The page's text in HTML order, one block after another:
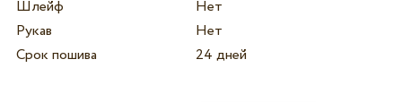
Шлейф
Нет
Рукав
Нет
Срок пошива
24 дней